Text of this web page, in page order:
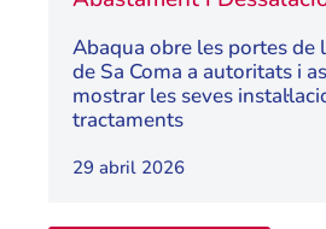
Abaqua obre les portes de
de Sa Coma a autoritats i
mostrar les seves
tractaments
29 abril 2026